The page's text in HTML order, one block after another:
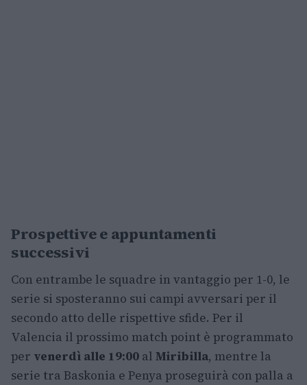
Prospettive e appuntamenti
successivi
Con entrambe le squadre in vantaggio per 1-0, le
serie si sposteranno sui campi avversari per il
secondo atto delle rispettive sfide. Per il
Valencia il prossimo match point è programmato
per venerdì alle 19:00 al Miribilla, mentre la
serie tra Baskonia e Penya proseguirà con palla a